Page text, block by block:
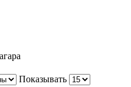
Показывать